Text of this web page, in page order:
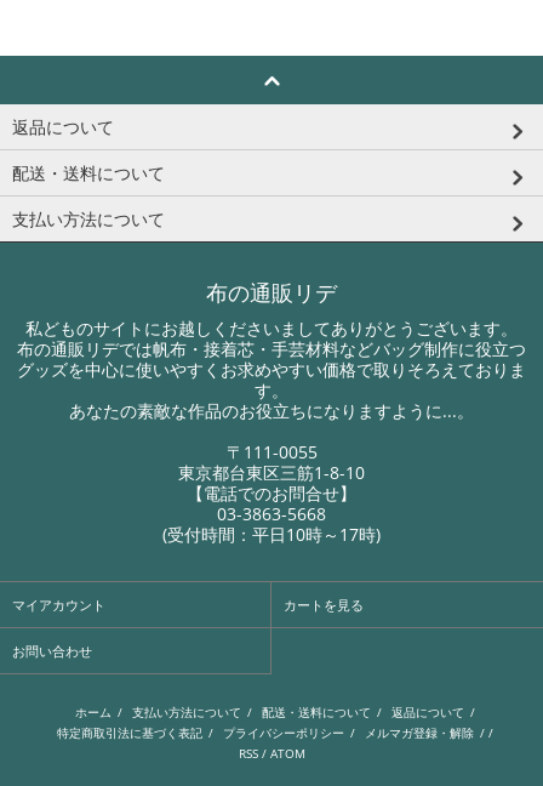
返品について
配送・送料について
支払い方法について
布の通販リデ
私どものサイトにお越しくださいましてありがとうございます。
布の通販リデでは帆布・接着芯・手芸材料などバッグ制作に役立つ
グッズを中心に使いやすくお求めやすい価格で取りそろえておりま
す。
あなたの素敵な作品のお役立ちになりますように...。
〒111-0055
東京都台東区三筋1-8-10
【電話でのお問合せ】
03-3863-5668
(受付時間：平日10時～17時)
マイアカウント カートを見る
お問い合わせ
ホーム / 支払い方法について / 配送・送料について / 返品について /
特定商取引法に基づく表記 / プライバシーポリシー / メルマガ登録・解除 / /
RSS/ ATOM